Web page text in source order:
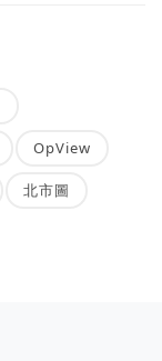
OpView
北市圖